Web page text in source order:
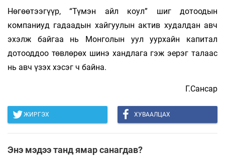
Нөгөөтээгүүр, “Түмэн айл коул” шиг дотоодын
компаниуд гадаадын хайгуулын актив худалдан авч
эхэлж байгаа нь Монголын уул уурхайн капитал
дотооддоо төвлөрөх шинэ хандлага гэж эерэг талаас
нь авч үзэх хэсэг ч байна.
Г.Сансар
ЖИРГЭХ ХУВААЛЦАХ
Энэ мэдээ танд ямар санагдав?